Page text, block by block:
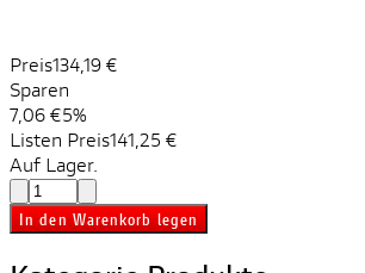
Preis134,19 €
Sparen
7,06 €5%
Listen Preis141,25 €
Auf Lager.
In den Warenkorb legen